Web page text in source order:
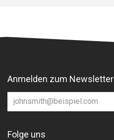
Anmelden zum Newsletter
Folge uns